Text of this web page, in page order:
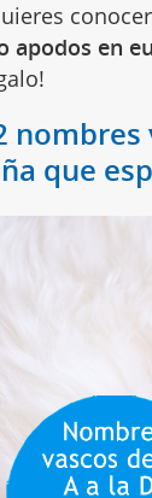
apodos en
nombres
que